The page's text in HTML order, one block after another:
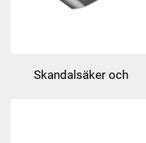
Skandalsäker och